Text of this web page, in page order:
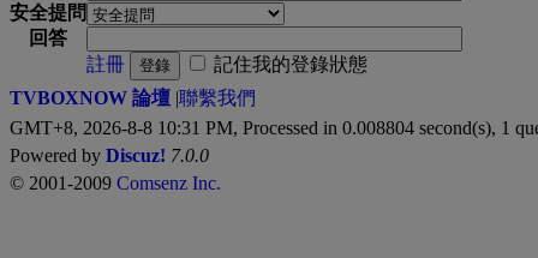
安全提問
回答
註冊
登錄
記住我的登錄狀態
TVBOXNOW 論壇 |聯繫我們
GMT+8, 2026-8-8 10:31 PM, Processed in 0.008804 second(s), 1
Powered by Discuz! 7.0.0
© 2001-2009 Comsenz Inc.